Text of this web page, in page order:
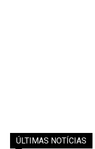
ÚLTIMAS NOTÍCIAS